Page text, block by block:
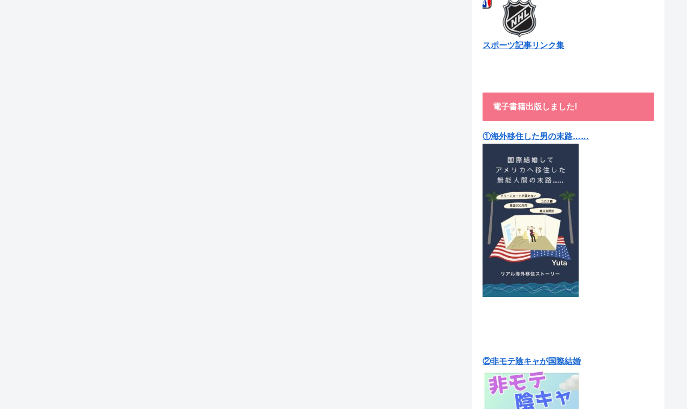
スポーツ記事リンク集
電子書籍出版しました!
①海外移住した男の末路……
②非モテ陰キャが国際結婚